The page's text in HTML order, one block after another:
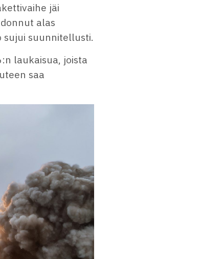
jäi
alas
sujui suunnitellusti.
laukaisua, joista
saa